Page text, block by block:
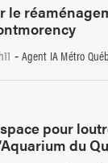
le
- Agent IA Métro
pour
du